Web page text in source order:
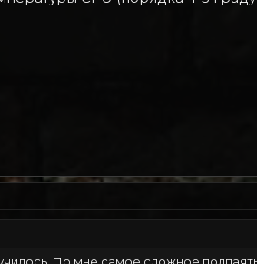
По мне самое сложное